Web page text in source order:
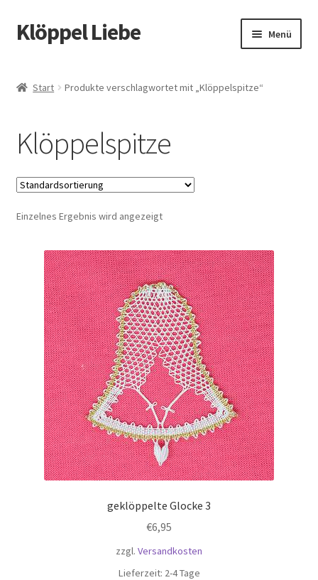
Zur
Navigation
Zum
Inhalt
Klöppel Liebe Menü
Blog
Datenschutz
Datenschutzerklärung
Echtheit von Bewertungen
Impressum
Kasse
Klöppel-Shop
Kontaktdaten
Mein Account
Über mich
Start Produkte verschlagwortet mit „Klöppelspitze“
Klöppelspitze
Einzelnes Ergebnis wird angezeigt
geklöppelte Glocke 3
€6,95
zzgl. Versandkosten
Lieferzeit: 2-4 Tage